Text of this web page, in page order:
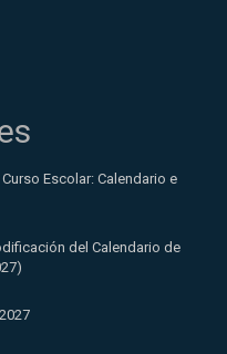
Escolar: Calendario e
del Calendario de